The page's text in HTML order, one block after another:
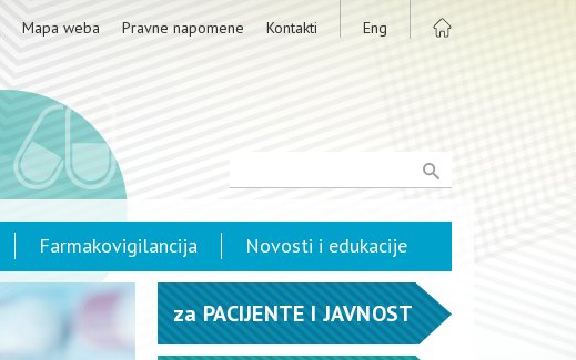
Mapa weba Pravne napomene Kontakti Eng
Farmakovigilancija Novosti i edukacije
za PACIJENTE I JAVNOST